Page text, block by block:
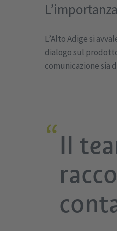
L’Alto Adige si
dialogo sul
comunicazione sia
Il